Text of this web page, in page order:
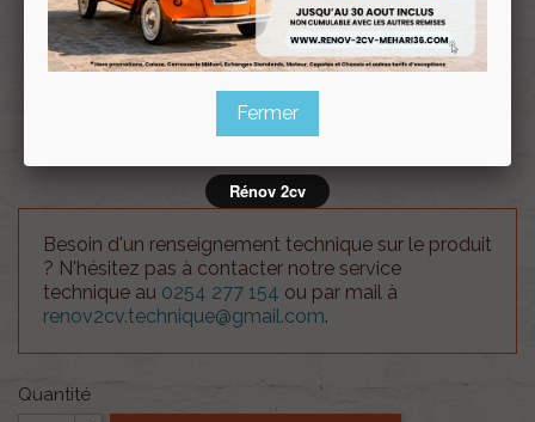
Souscrire
au clubRenov 2cv
Besoin d'un renseignement technique sur le produit
? N'hésitez pas à contacter notre service
technique au 0254 277 154 ou par mail à
renov2cv.technique@gmail.com.
Quantité
Fermer
Rénov 2cv